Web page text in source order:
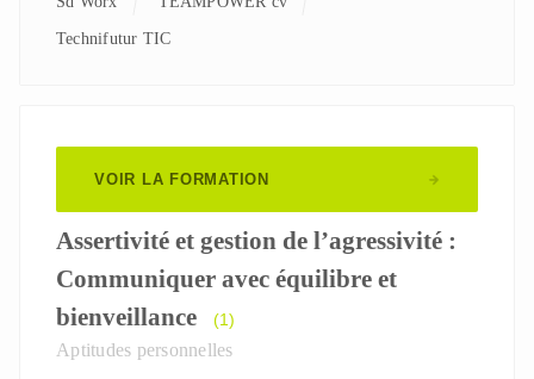
Technifutur TIC
VOIR LA FORMATION
Assertivité et gestion de l’agressivité :
Communiquer avec équilibre et
bienveillance
(1)
Aptitudes personnelles